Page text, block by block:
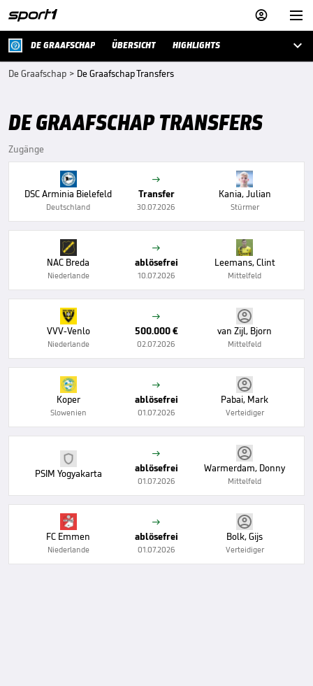


DE GRAAFSCHAP ÜBERSICHT HIGHLIGHTS 
De Graafschap > De Graafschap Transfers
DE GRAAFSCHAP TRANSFERS
Zugänge
DSC Arminia Bielefeld
Deutschland

Transfer
30.07.2026
Kania, Julian
Stürmer
NAC Breda
Niederlande

ablösefrei
10.07.2026
Leemans, Clint
Mittelfeld
VVV-Venlo
Niederlande

500.000 €
02.07.2026
van Zijl, Bjorn
Mittelfeld
Koper
Slowenien

ablösefrei
01.07.2026
Pabai, Mark
Verteidiger
PSIM Yogyakarta

ablösefrei
01.07.2026
Warmerdam, Donny
Mittelfeld
FC Emmen
Niederlande

ablösefrei
01.07.2026
Bolk, Gijs
Verteidiger